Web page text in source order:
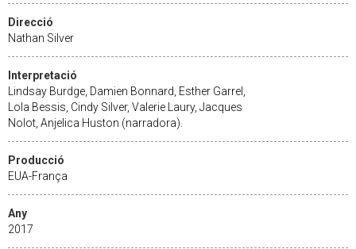
Direcció
Nathan Silver
Interpretació
Lindsay Burdge, Damien Bonnard, Esther Garrel,
Lola Bessis, Cindy Silver, Valerie Laury, Jacques
Nolot, Anjelica Huston (narradora).
Producció
EUA-França
Any
2017